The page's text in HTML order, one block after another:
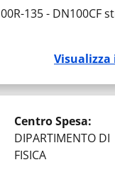
135 - DN100CF
Centro Spesa:
DIPARTIMENTO DI
FISICA